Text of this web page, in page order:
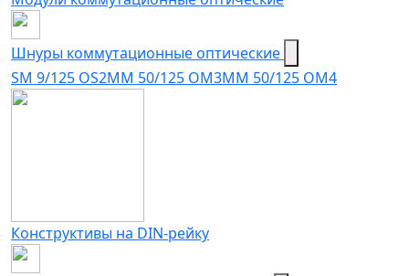
Шнуры коммутационные оптические
SM 9/125 OS2MM 50/125 OM3MM 50/125 OM4
Конструктивы на DIN-рейку